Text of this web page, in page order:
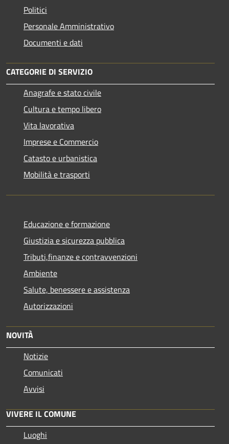
Politici
Personale Amministrativo
Documenti e dati
CATEGORIE DI SERVIZIO
Anagrafe e stato civile
Cultura e tempo libero
Vita lavorativa
Imprese e Commercio
Catasto e urbanistica
Mobilità e trasporti
Educazione e formazione
Giustizia e sicurezza pubblica
Tributi,finanze e contravvenzioni
Ambiente
Salute, benessere e assistenza
Autorizzazioni
NOVITÀ
Notizie
Comunicati
Avvisi
VIVERE IL COMUNE
Luoghi